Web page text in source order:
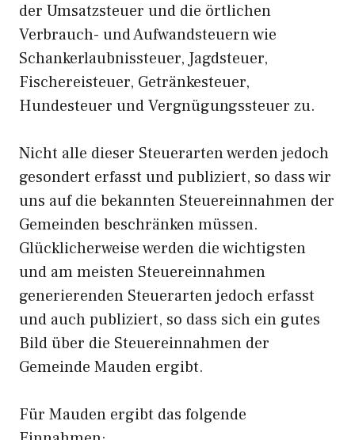
der Umsatzsteuer und die örtlichen
Verbrauch- und Aufwandsteuern wie
Schankerlaubnissteuer, Jagdsteuer,
Fischereisteuer, Getränkesteuer,
Hundesteuer und Vergnügungssteuer zu.
Nicht alle dieser Steuerarten werden jedoch
gesondert erfasst und publiziert, so dass wir
uns auf die bekannten Steuereinnahmen der
Gemeinden beschränken müssen.
Glücklicherweise werden die wichtigsten
und am meisten Steuereinnahmen
generierenden Steuerarten jedoch erfasst
und auch publiziert, so dass sich ein gutes
Bild über die Steuereinnahmen der
Gemeinde Mauden ergibt.
Für Mauden ergibt das folgende